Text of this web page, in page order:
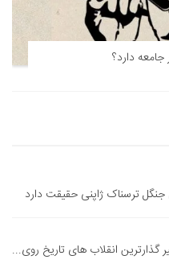
دارد؟
ترسناک ژاپنی حقیقت دارد
گذارترین انقلاب های تاریخ روی...